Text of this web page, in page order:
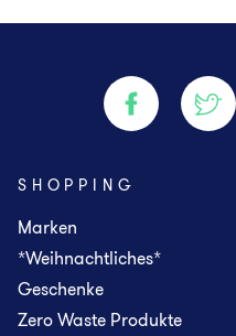
SHOPPING
Marken
*Weihnachtliches*
Geschenke
Zero Waste Produkte